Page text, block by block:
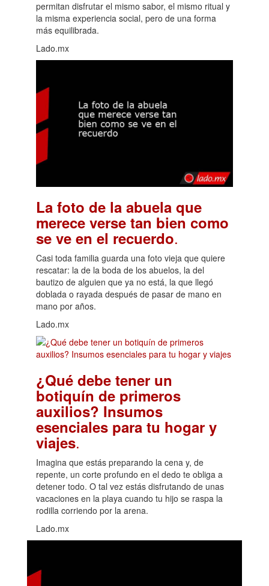
permitan disfrutar el mismo sabor, el mismo ritual y
la misma experiencia social, pero de una forma
más equilibrada.
Lado.mx
La foto de la abuela que
merece verse tan bien como
se ve en el recuerdo.
Casi toda familia guarda una foto vieja que quiere
rescatar: la de la boda de los abuelos, la del
bautizo de alguien que ya no está, la que llegó
doblada o rayada después de pasar de mano en
mano por años.
Lado.mx
¿Qué debe tener un
botiquín de primeros
auxilios? Insumos
esenciales para tu hogar y
viajes.
Imagina que estás preparando la cena y, de
repente, un corte profundo en el dedo te obliga a
detener todo. O tal vez estás disfrutando de unas
vacaciones en la playa cuando tu hijo se raspa la
rodilla corriendo por la arena.
Lado.mx